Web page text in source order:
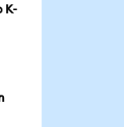
K-